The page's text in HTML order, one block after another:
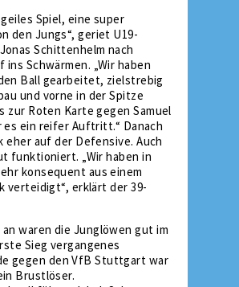
geiles Spiel, eine super
den Jungs“, geriet U19-
Schittenhelm nach
Schwärmen. „Wir haben
Ball gearbeitet, zielstrebig
und vorne in der Spitze
zur Roten Karte gegen Samuel
es ein reifer Auftritt.“ Danach
eher auf der Defensive. Auch
funktioniert. „Wir haben in
konsequent aus einem
verteidigt“, erklärt der 39-
waren die Junglöwen gut im
Sieg vergangenes
gegen den VfB Stuttgart war
Brustlöser.